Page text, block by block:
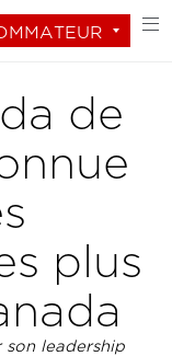
de
plus
son leadership